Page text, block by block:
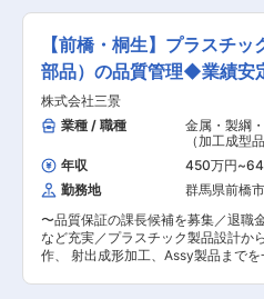
界トップシェアを誇っています。製
プは5,000種以上と非常に幅広く、
機械・農業・医療など多様な分野で
り、世界6か国に生産拠点を持ってい
は、世界の業界の50％以上に認知し
社（世界の全ての工場でOGURA製
ただける）を目指しています。年間
充実した福利厚生があり、研修体制
いて、中途入社の方も長く活躍いた
整っています。 変更の範囲：会
り組んでいただきます。 当社は世界
チブレーキ総合メーカーとして、一
車用を中心にクラッチ/ブレーキの
ています。近年は、その技術を活か
たにロボットハンドやツールチェン
ロボット関連製品の開発に力を注い
野の開拓を進めています。既に様々
しておりますが、より内製化を進め
後の当社看板になり得る製品の開発
ただきます。 ■業務詳細 ・ロボットハンドの機
構開発 ・ツール交換用継手の機構開
ト台車／スーツの機構開発 ・ロボッ
構開発 ※新製品開発の仕様決めから
量産と一気通貫して経験可能です ※
に、これまでの経験を活かしながら
だきます ■当社の魅力： 様々な分野でますます
【前橋・桐生】プラスチ
部品）の品質管理◆業績安
株式会社三景
業種 / 職種
金属・製綱
（加工成型
ラスなど）
品）（樹脂
ど）
年収 450万円~
勤務地
群馬県前橋
〜品質保証の課長候補を募集／退職
など充実／プラスチック製品設計か
作、 射出成形加工、Assy製品まで